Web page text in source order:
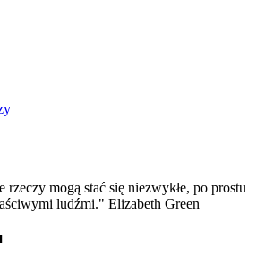
rzeczy mogą stać się niezwykłe, po prostu
ludźmi." Elizabeth Green